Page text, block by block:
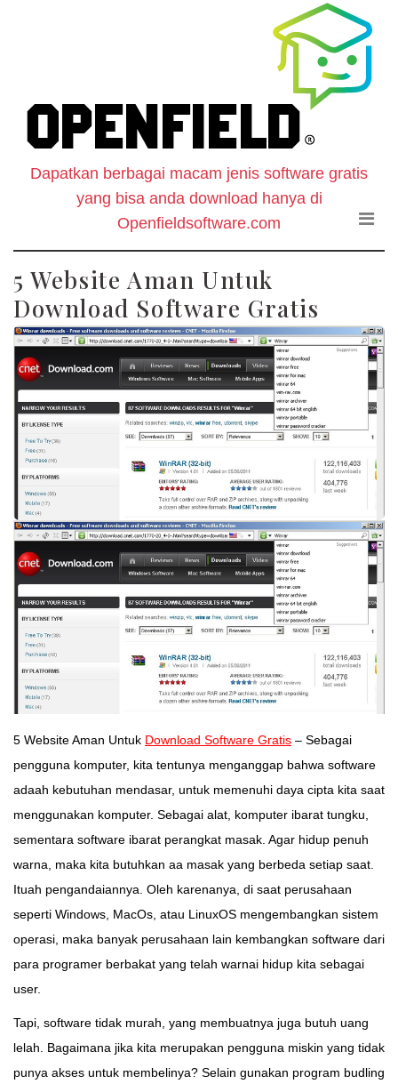
Dapatkan berbagai macam jenis software gratis
yang bisa anda download hanya di
Openfieldsoftware.com
5 Website Aman Untuk
Download Software Gratis
5 Website Aman Untuk Download Software Gratis – Sebagai
pengguna komputer, kita tentunya menganggap bahwa software
adaah kebutuhan mendasar, untuk memenuhi daya cipta kita saat
menggunakan komputer. Sebagai alat, komputer ibarat tungku,
sementara software ibarat perangkat masak. Agar hidup penuh
warna, maka kita butuhkan aa masak yang berbeda setiap saat.
Ituah pengandaiannya. Oleh karenanya, di saat perusahaan
seperti Windows, MacOs, atau LinuxOS mengembangkan sistem
operasi, maka banyak perusahaan lain kembangkan software dari
para programer berbakat yang telah warnai hidup kita sebagai
user.
Tapi, software tidak murah, yang membuatnya juga butuh uang
lelah. Bagaimana jika kita merupakan pengguna miskin yang tidak
punya akses untuk membelinya? Selain gunakan program budling